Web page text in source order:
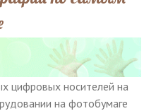
цифровых носителей на
на фотобумаге